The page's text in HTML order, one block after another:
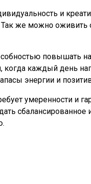
и
же можно оживить
повышать
когда каждый день
энергии и
умеренности
сбалансированное